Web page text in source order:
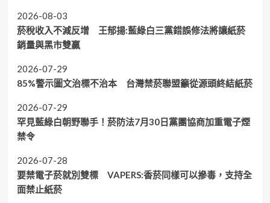
2026-08-03
菸稅收入不減反增 王郁揚:藍綠白三黨錯誤修法將讓紙菸
銷量與黑市雙贏
2026-07-29
85%警示圖文治標不治本 台灣禁菸聯盟籲從源頭終結紙菸
2026-07-29
罕見藍綠白朝野聯手！菸防法7月30日黨團協商加重電子煙
禁令
2026-07-28
要禁電子菸就別雙標 VAPERS:香菸同樣可以摻毒，支持全
面禁止紙菸